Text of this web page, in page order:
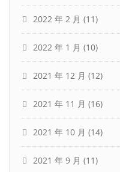
2022 年 2 月 (11)
2022 年 1 月 (10)
2021 年 12 月 (12)
2021 年 11 月 (16)
2021 年 10 月 (14)
2021 年 9 月 (11)